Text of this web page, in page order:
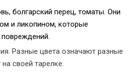
болгарский перец, томаты. Они
и ликопином, которые
Разные цвета означают разные
своей тарелке.